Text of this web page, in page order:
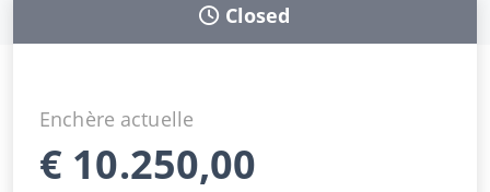
Closed
Enchère actuelle
€ 10.250,00